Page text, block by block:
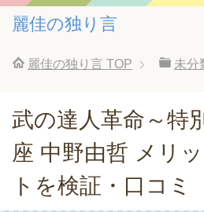
麗佳の独り言
麗佳の独り言 TOP 未分
武の達人革命～特
座 中野由哲 メリ
トを検証・口コミ